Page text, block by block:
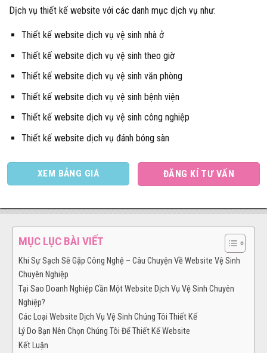
Dịch vụ thiết kế website với các danh mục dịch vụ như:
Thiết kế website dịch vụ vệ sinh nhà ở
Thiết kế website dịch vụ vệ sinh theo giờ
Thiết kế website dịch vụ vệ sinh văn phòng
Thiết kế website dịch vụ vệ sinh bệnh viện
Thiết kế website dịch vụ vệ sinh công nghiệp
Thiết kế website dịch vụ đánh bóng sàn
XEM BẢNG GIÁ ĐĂNG KÍ TƯ VẤN
MỤC LỤC BÀI VIẾT
Khi Sự Sạch Sẽ Gặp Công Nghệ – Câu Chuyện Về Website Vệ Sinh
Chuyên Nghiệp
Tại Sao Doanh Nghiệp Cần Một Website Dịch Vụ Vệ Sinh Chuyên
Nghiệp?
Các Loại Website Dịch Vụ Vệ Sinh Chúng Tôi Thiết Kế
Lý Do Bạn Nên Chọn Chúng Tôi Để Thiết Kế Website
Kết Luận